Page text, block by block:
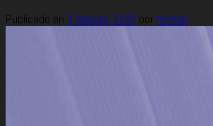
Publicado en 5 febrero, 2025 por hernan